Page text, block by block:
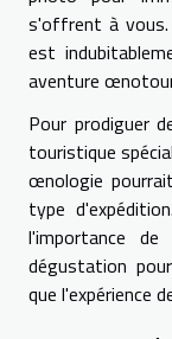
s'offrent à vous.
est
aventure
Pour prodiguer
touristique
œnologie
type
l'importance
dégustation
que l'expérience